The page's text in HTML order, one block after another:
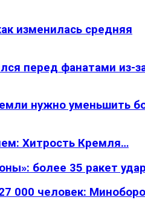
изменилась средняя
перед фанатами из-
нужно уменьшить
Хитрость Кремля…
более 35 ракет
000 человек: